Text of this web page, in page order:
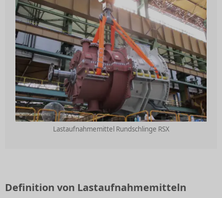
Lastaufnahmemittel Rundschlinge RSX
Definition von Lastaufnahmemitteln